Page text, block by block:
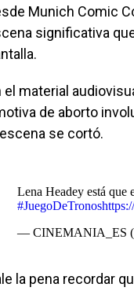
Munich Comic
significativa
el material
de aborto
escena se cortó.
Lena Headey está
#JuegoDeTronos
— CINEMANIA_ES
la pena recordar